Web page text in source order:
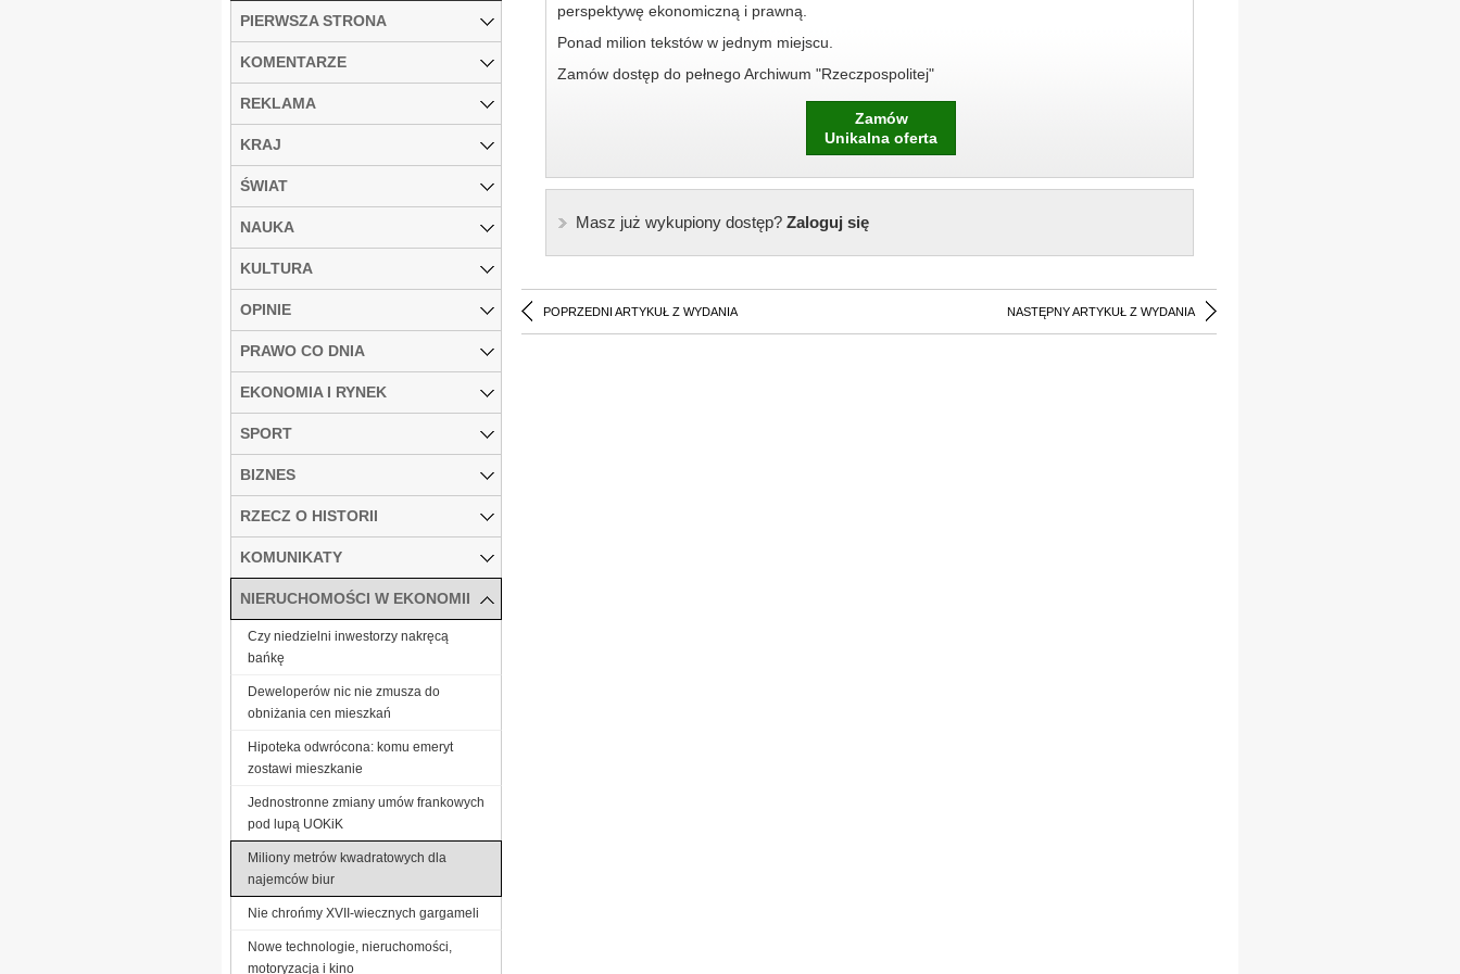
perspektywę ekonomiczną i prawną.
Ponad milion tekstów w jednym miejscu.
Zamów dostęp do pełnego Archiwum "Rzeczpospolitej"
Zamów
Unikalna oferta
Masz już wykupiony dostęp?Zaloguj się
POPRZEDNI ARTYKUŁ Z WYDANIA NASTĘPNY ARTYKUŁ Z WYDANIA
PIERWSZA STRONA
KOMENTARZE
REKLAMA
KRAJ
ŚWIAT
NAUKA
KULTURA
OPINIE
PRAWO CO DNIA
EKONOMIA I RYNEK
SPORT
BIZNES
RZECZ O HISTORII
KOMUNIKATY
NIERUCHOMOŚCI W EKONOMII
Czy niedzielni inwestorzy nakręcą
bańkę
Deweloperów nic nie zmusza do
obniżania cen mieszkań
Hipoteka odwrócona: komu emeryt
zostawi mieszkanie
Jednostronne zmiany umów frankowych
pod lupą UOKiK
Miliony metrów kwadratowych dla
najemców biur
Nie chrońmy XVII-wiecznych gargameli
Nowe technologie, nieruchomości,
motoryzacja i kino